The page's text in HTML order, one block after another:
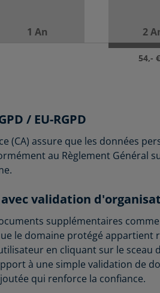
1 An 2
54,-
/ EU-RGPD
(CA) assure que les données
au Règlement Général
validation
supplémentaires
le domaine protégé
en cliquant sur le
à une simple validation de
qui renforce la confiance.